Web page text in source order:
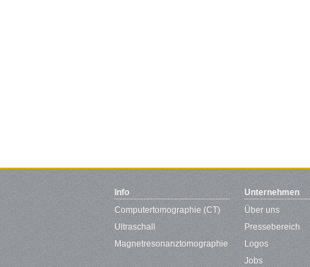
Info
Computertomographie (CT)
Ultraschall
Magnetresonanztomographie
Unternehmen
Über uns
Pressebereich
Logos
Jobs